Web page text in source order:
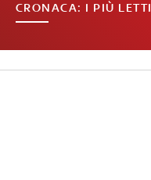
CRONACA: I PIÙ LETTI